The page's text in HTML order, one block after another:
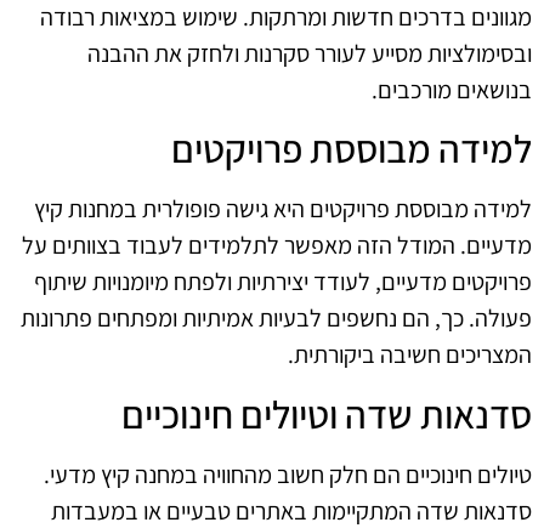
מגוונים בדרכים חדשות ומרתקות. שימוש במציאות רבודה
ובסימולציות מסייע לעורר סקרנות ולחזק את ההבנה
בנושאים מורכבים.
למידה מבוססת פרויקטים
למידה מבוססת פרויקטים היא גישה פופולרית במחנות קיץ
מדעיים. המודל הזה מאפשר לתלמידים לעבוד בצוותים על
פרויקטים מדעיים, לעודד יצירתיות ולפתח מיומנויות שיתוף
פעולה. כך, הם נחשפים לבעיות אמיתיות ומפתחים פתרונות
המצריכים חשיבה ביקורתית.
סדנאות שדה וטיולים חינוכיים
טיולים חינוכיים הם חלק חשוב מהחוויה במחנה קיץ מדעי.
סדנאות שדה המתקיימות באתרים טבעיים או במעבדות